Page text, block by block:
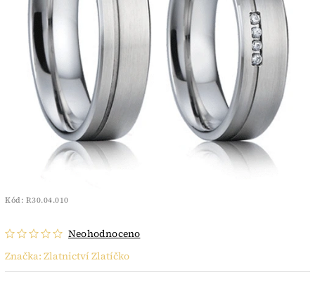
Kód: R30.04.010
Neohodnoceno
Značka: Zlatnictví Zlatíčko